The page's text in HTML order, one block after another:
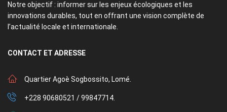
Notre objectif : informer sur les enjeux écologiques et les
innovations durables, tout en offrant une vision complète de
l’actualité locale et internationale.
CONTACT ET ADRESSE
Quartier Agoè Sogbossito, Lomé.
+228 90680521 / 99847714.